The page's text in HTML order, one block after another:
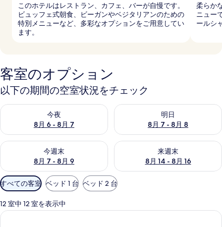
このホテルはレストラン、カフェ、バーが自慢です。
ビュッフェ式朝食、ビーガンやベジタリアンのための
特別メニューなど、多彩なオプションをご用意してい
ます。
柔らか
ニュー
ールシ
客室のオプション
以下の期間の空室状況をチェック
今夜
8月 6 - 8月 7
今夜 8月 6 - 8月 7 の空室状況をチェック
明日
8月 7 - 8月 8
明日 8月 7 - 8月 8 の空室状況
今週末
8月 7 - 8月 9
今週末 8月 7 - 8月 9 の空室状況をチェック
来週末
8月 14 - 8月 16
来週末 8月 14 - 8月 16 の空室
利
用
可
能
すべての客室 ベッド 1 台 ベッド 2 台
12 室中 12 室を表示中